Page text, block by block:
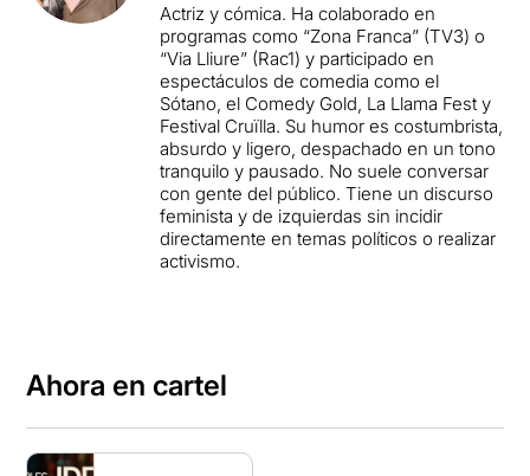
Actriz y cómica. Ha colaborado en
programas como “Zona Franca” (TV3) o
“Via Lliure” (Rac1) y participado en
espectáculos de comedia como el
Sótano, el Comedy Gold, La Llama Fest y
Festival Cruïlla. Su humor es costumbrista,
absurdo y ligero, despachado en un tono
tranquilo y pausado. No suele conversar
con gente del público. Tiene un discurso
feminista y de izquierdas sin incidir
directamente en temas políticos o realizar
activismo.
Ahora en cartel